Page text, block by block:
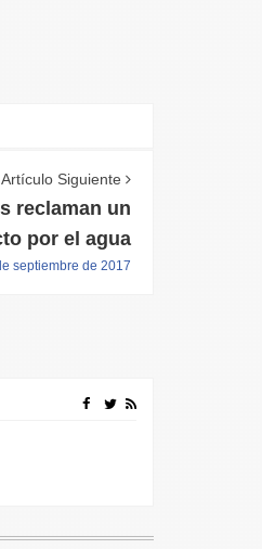
Artículo Siguiente
reclaman un
por el agua
septiembre de 2017